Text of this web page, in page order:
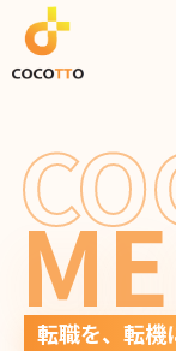
転職を、転機